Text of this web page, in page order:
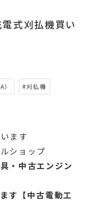
式刈払機買い
#刈払機
ます
ショップ
・中古エンジン
す【中古電動工